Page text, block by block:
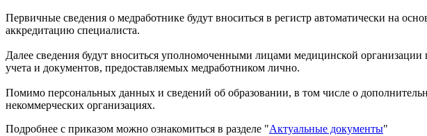
Первичные сведения о медработнике будут вноситься в регистр автоматически на
аккредитацию специалиста.
Далее сведения будут вноситься уполномоченными лицами медицинской
учета и документов, предоставляемых медработником лично.
Помимо персональных данных и сведений об образовании, в том числе о
некоммерческих организациях.
Подробнее с приказом можно ознакомиться в разделе "Актуальные документы"